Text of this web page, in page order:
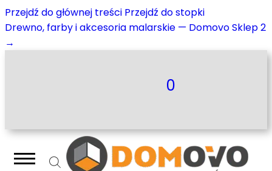
Przejdź do głównej treści Przejdź do stopki
Drewno, farby i akcesoria malarskie — Domovo Sklep 2
→
0